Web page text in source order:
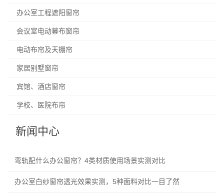
办公室工程遮阳窗帘
会议室电动幕布窗帘
电动布帘及天棚帘
家居别墅窗帘
宾馆、酒店窗帘
学校、医院布帘
新闻中心
弯轨配什么办公窗帘？4类材质使用场景实测对比
办公室白纱窗帘透光效果实测，5种面料对比一目了然